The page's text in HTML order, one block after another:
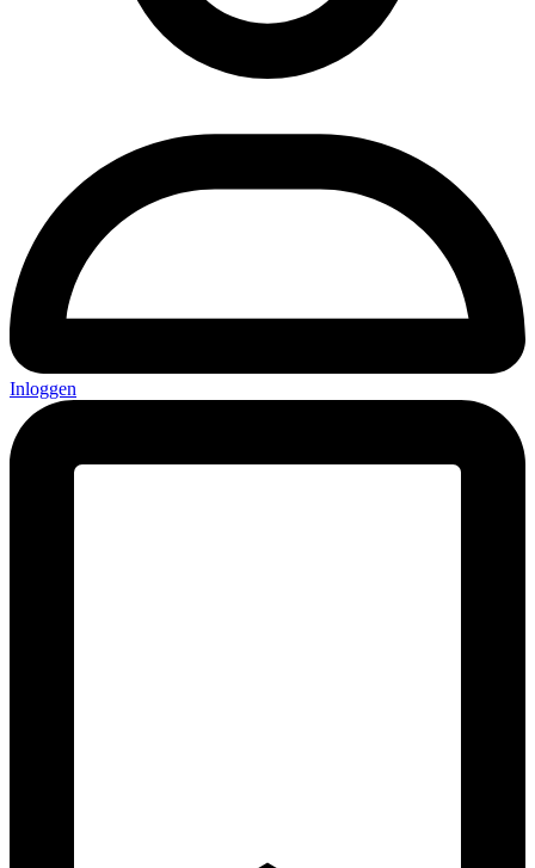
Inloggen